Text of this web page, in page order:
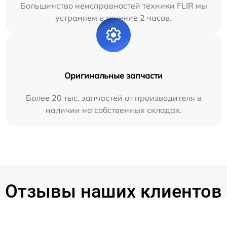
Большинство неисправностей техники FLIR мы
устраняем в течение 2 часов.
Оригинальные запчасти
Более 20 тыс. запчастей от производителя в
наличии на собственных складах.
Отзывы наших клиентов